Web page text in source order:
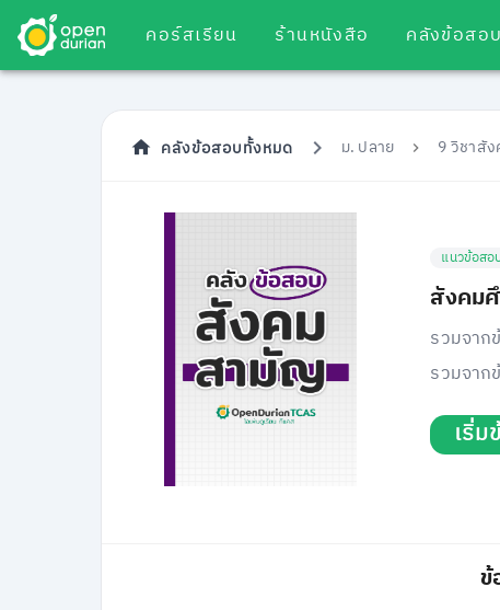
คอร์สเรียน ร้านหนังสือ คลังข้อสอบ
คลังข้อสอบทั้งหมด ม. ปลาย 9 วิชาสั
แนวข้อสอ
สังคม
รวมจาก
รวมจาก
เริ่